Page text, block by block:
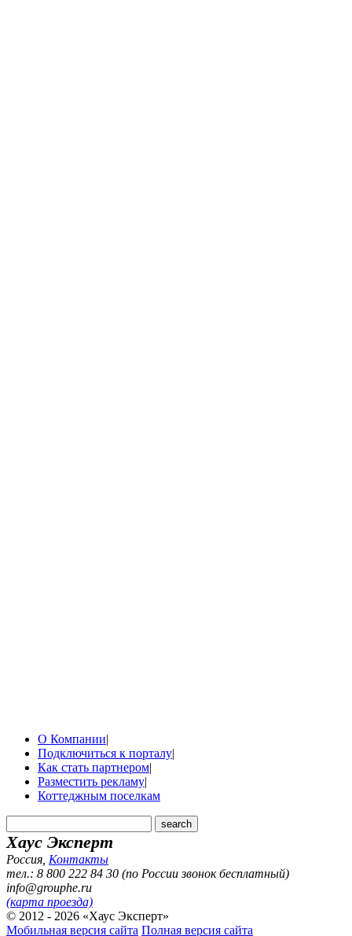
О Компании|
Подключиться к порталу|
Как стать партнером|
Разместить рекламу|
Коттеджным поселкам
Хаус Эксперт
Россия Контакты
тел.: 8 800 222 84 30 (по России звонок бесплатный)
info@grouphe.ru
(карта проезда)
© 2012 - 2026 «Хаус Эксперт»
Мобильная версия сайта Полная версия сайта